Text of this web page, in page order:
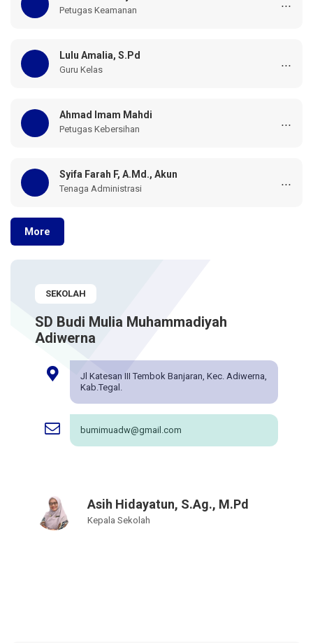
Petugas Keamanan
Lulu Amalia, S.Pd
Guru Kelas
...
Ahmad Imam Mahdi
Petugas Kebersihan
...
Syifa Farah F, A.Md., Akun
Tenaga Administrasi
...
More
SEKOLAH
SD Budi Mulia Muhammadiyah
Adiwerna
Jl Katesan III Tembok Banjaran, Kec. Adiwerna,
Kab.Tegal.
bumimuadw@gmail.com
Asih Hidayatun, S.Ag., M.Pd
Kepala Sekolah